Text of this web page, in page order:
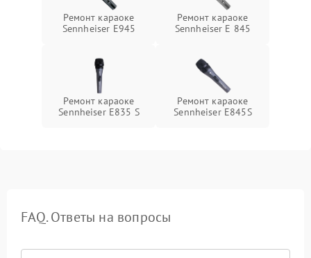
Ремонт караоке
Sennheiser E945
Ремонт караоке
Sennheiser E 845
Ремонт караоке
Sennheiser E835 S
Ремонт караоке
Sennheiser E845S
FAQ. Ответы на вопросы